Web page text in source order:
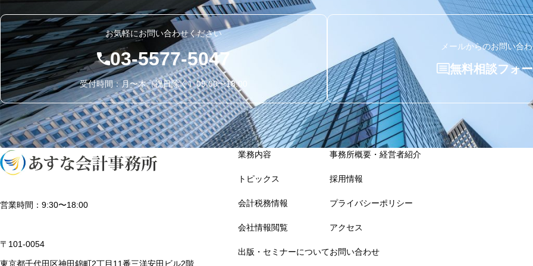
お気軽にお問い合わせください
03-5577-5047
受付時間：月〜木（祝日除く）09:00〜18:00
メールからのお問い合
無料相談フォ
営業時間：9:30〜18:00
〒101-0054
東京都千代田区神田錦町2丁目11番三洋安田ビル2階
業務内容
トピックス
会計税務情報
会社情報閲覧
出版・セミナーについて
事務所概要・経営者紹介
採用情報
プライバシーポリシー
アクセス
お問い合わせ